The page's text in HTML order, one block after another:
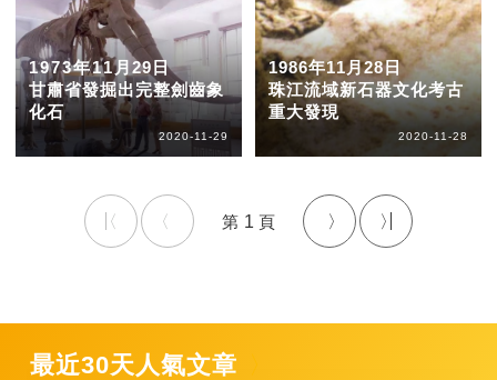
1973年11月29日
甘肅省發掘出完整劍齒象
化石
2020-11-29
1986年11月28日
珠江流域新石器文化考古
重大發現
2020-11-28
1
最近30天人氣文章